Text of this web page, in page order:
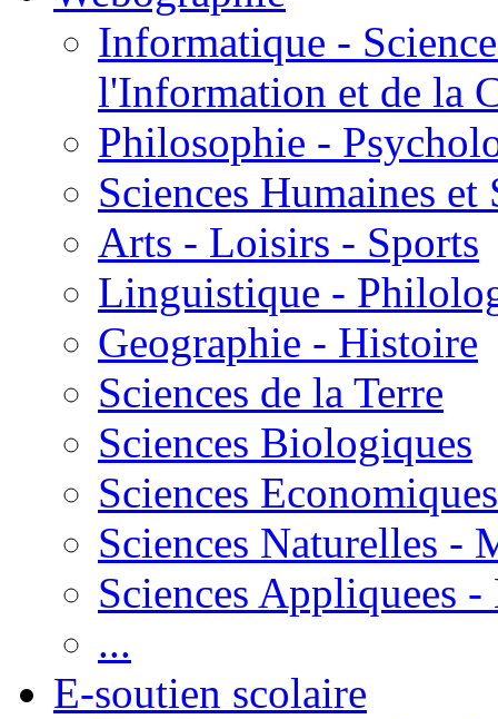
Informatique -
l'Information et de la
Philosophie -
Sciences Humaines et
Arts - Loisirs - Sports
Linguistique -
Geographie - Histoire
Sciences de la Terre
Sciences Biologiques
Sciences Economiques
Sciences Naturelles -
Sciences Appliquees
...
E-soutien scolaire